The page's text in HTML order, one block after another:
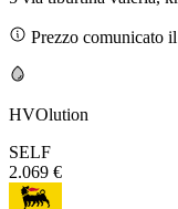
Prezzo comunicato il
HVOlution
SELF
2.069 €